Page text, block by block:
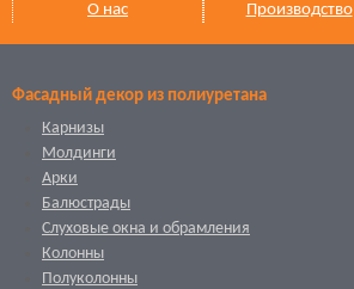
О нас Производство
Фасадный декор из полиуретана
Карнизы
Молдинги
Арки
Балюстрады
Слуховые окна и обрамления
Колонны
Полуколонны